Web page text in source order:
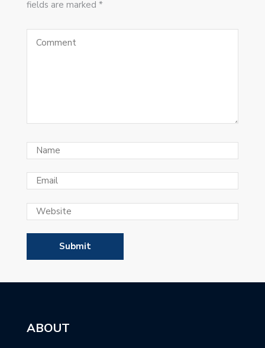
fields are marked *
ABOUT